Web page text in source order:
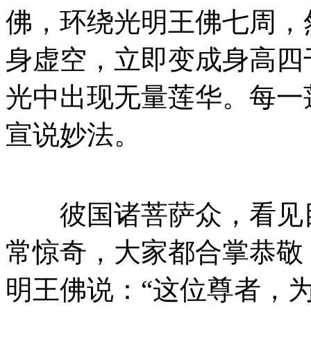
佛，环绕光明王佛七周
身虚空，立即变成身高
光中出现无量莲华。每
宣说妙法。
彼国诸菩萨众，看见
常惊奇，大家都合掌恭
明王佛说：“这位尊者，